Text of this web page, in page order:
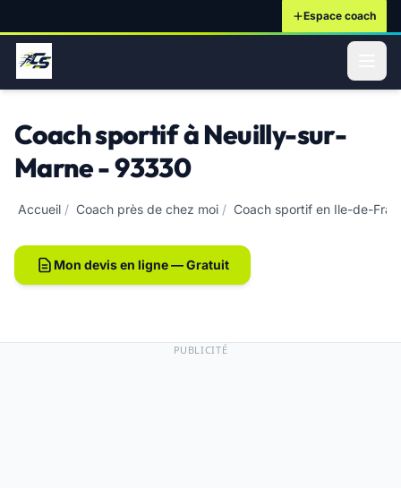
Espace coach
Coach sportif à Neuilly-sur-
Marne - 93330
Accueil / Coach près de chez moi / Coach sportif en Ile-de-
Mon devis en ligne — Gratuit
PUBLICITÉ